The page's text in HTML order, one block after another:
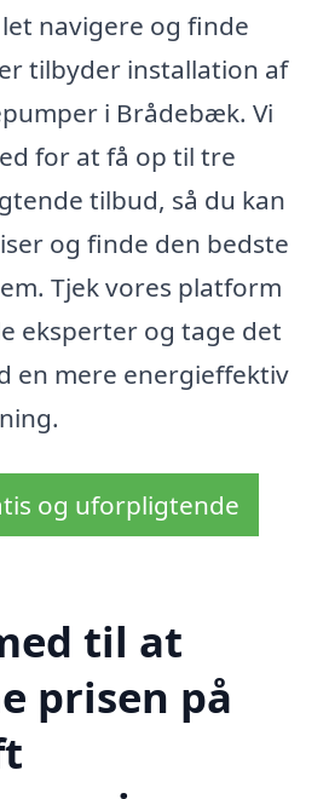
navigere og finde
tilbyder installation af
i Brådebæk. Vi
for at få op til tre
tilbud, så du kan
og finde den bedste
Tjek vores platform
eksperter og tage det
en mere energieffektiv
og uforpligtende
til at
prisen på